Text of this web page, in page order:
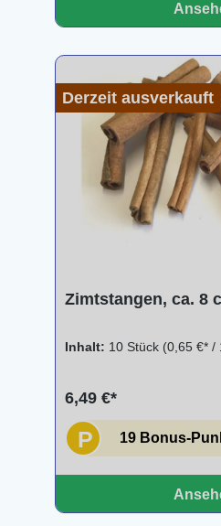
Derzeit ausverkauft
Zimtstangen, ca. 8
Inhalt: 10 Stück (0,65 €* /
6,49 €*
P 19 Bonus-